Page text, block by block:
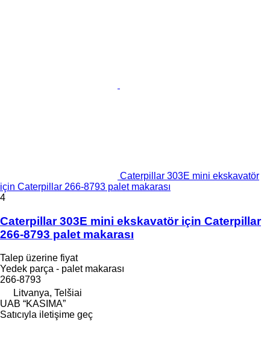
Caterpillar 303E mini ekskavatör
için Caterpillar 266-8793 palet makarası
4
Caterpillar 303E mini ekskavatör için Caterpillar
266-8793 palet makarası
Talep üzerine fiyat
Yedek parça - palet makarası
266-8793
Litvanya, Telšiai
UAB “KASIMA”
Satıcıyla iletişime geç